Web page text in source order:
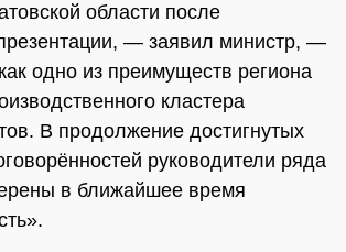
области после
— заявил министр, —
одно из преимуществ региона
кластера
В продолжение достигнутых
руководители ряда
в ближайшее время